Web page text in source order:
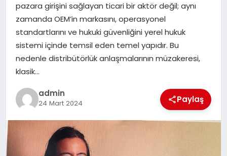
pazara girişini sağlayan ticari bir aktör değil; aynı
zamanda OEM’in markasını, operasyonel
standartlarını ve hukuki güvenliğini yerel hukuk
sistemi içinde temsil eden temel yapıdır. Bu
nedenle distribütörlük anlaşmalarının müzakeresi,
klasik…
admin
24 Mart 2024 Paylaş